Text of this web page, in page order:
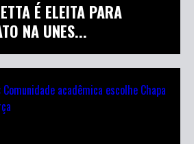
É ELEITA PARA
NA UNES...